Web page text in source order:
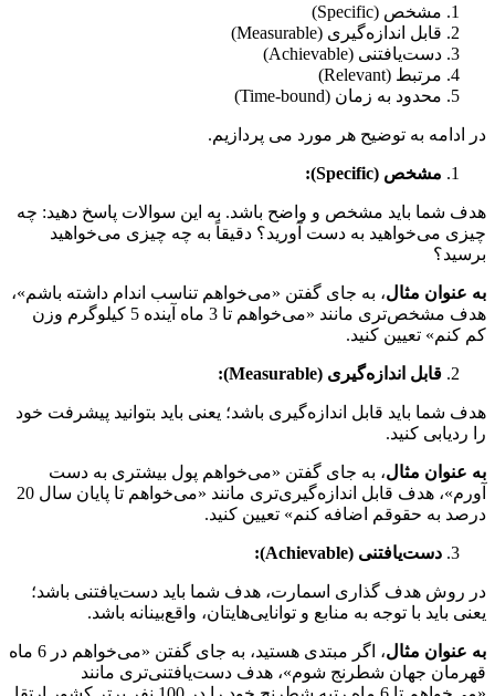
مشخص (Specific)
قابل اندازه‌گیری (Measurable)
دست‌یافتنی (Achievable)
مرتبط (Relevant)
محدود به زمان (Time-bound)
به توضیح هر مورد می پردازیم.
مشخص (Specific
):
شما باید مشخص و واضح باشد. به این سوالات پاسخ دهید: چه
می‌خواهید به دست آورید؟ دقیقاً به چه چیزی می‌خواهید
مثال ، به جای گفتن «می‌خواهم تناسب اندام داشته باشم»،
هدف مشخص‌تری مانند «می‌خواهم تا 3 ماه آینده 5 کیلوگرم وزن
تعیین کنید.
قابل اندازه‌گیری (Measurable
):
باید قابل اندازه‌گیری باشد؛ یعنی باید بتوانید پیشرفت خود
کنید.
مثال ، به جای گفتن «می‌خواهم پول بیشتری به دست
آورم»، هدف قابل اندازه‌گیری‌تری مانند «می‌خواهم تا پایان سال 20
به حقوقم اضافه کنم» تعیین کنید.
دست‌یافتنی (Achievable
):
هدف گذاری اسمارت، هدف شما باید دست‌یافتنی باشد؛
باید با توجه به منابع و توانایی‌هایتان، واقع‌بینانه باشد.
مثال
، اگر مبتدی هستید، به جای گفتن «می‌خواهم در 6 ماه
جهان شطرنج شوم»، هدف دست‌یافتنی‌تری مانند